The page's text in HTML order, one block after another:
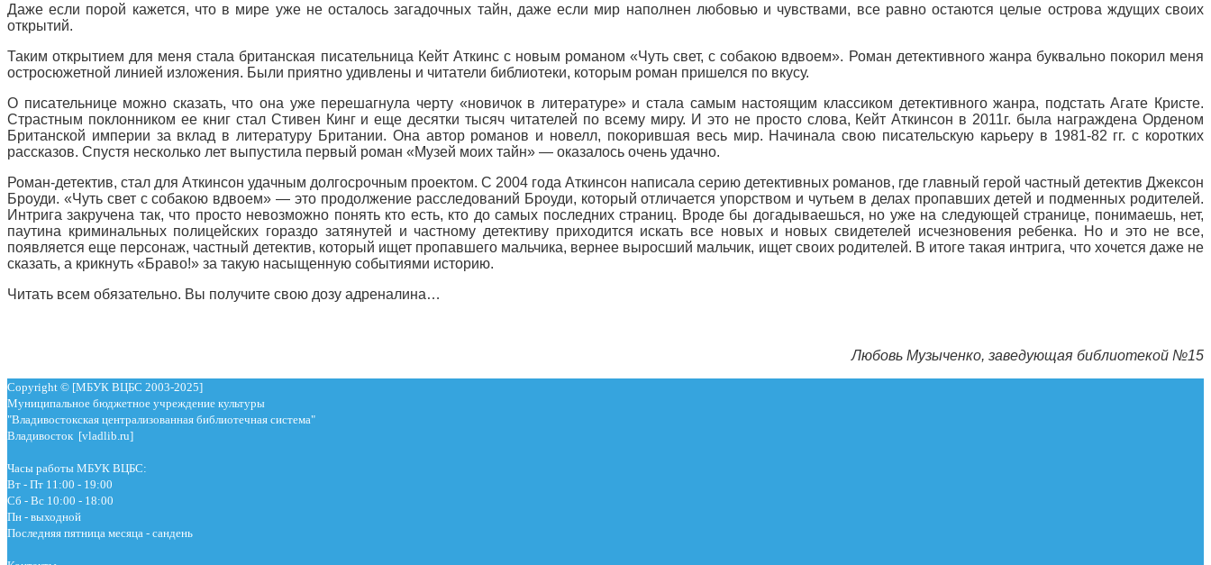
Даже если порой кажется, что в мире уже не осталось загадочных тайн, даже если мир наполнен любовью и чувствами, все равно остаются целые острова ждущих своих
открытий.
Таким открытием для меня стала британская писательница Кейт Аткинс с новым романом «Чуть свет, с собакою вдвоем». Роман детективного жанра буквально покорил меня
остросюжетной линией изложения. Были приятно удивлены и читатели библиотеки, которым роман пришелся по вкусу.
О писательнице можно сказать, что она уже перешагнула черту «новичок в литературе» и стала самым настоящим классиком детективного жанра, подстать Агате Кристе.
Страстным поклонником ее книг стал Стивен Кинг и еще десятки тысяч читателей по всему миру. И это не просто слова, Кейт Аткинсон в 2011г. была награждена Орденом
Британской империи за вклад в литературу Британии. Она автор романов и новелл, покорившая весь мир. Начинала свою писательскую карьеру в 1981-82 гг. с коротких
рассказов. Спустя несколько лет выпустила первый роман «Музей моих тайн» — оказалось очень удачно.
Роман-детектив, стал для Аткинсон удачным долгосрочным проектом. С 2004 года Аткинсон написала серию детективных романов, где главный герой частный детектив Джексон
Броуди. «Чуть свет с собакою вдвоем» — это продолжение расследований Броуди, который отличается упорством и чутьем в делах пропавших детей и подменных родителей.
Интрига закручена так, что просто невозможно понять кто есть, кто до самых последних страниц. Вроде бы догадываешься, но уже на следующей странице, понимаешь, нет,
паутина криминальных полицейских гораздо затянутей и частному детективу приходится искать все новых и новых свидетелей исчезновения ребенка. Но и это не все,
появляется еще персонаж, частный детектив, который ищет пропавшего мальчика, вернее выросший мальчик, ищет своих родителей. В итоге такая интрига, что хочется даже не
сказать, а крикнуть «Браво!» за такую насыщенную событиями историю.
Читать всем обязательно. Вы получите свою дозу адреналина…
Любовь Музыченко, заведующая библиотекой №15
Copyright © [МБУК ВЦБС 2003-2025]
Муниципальное бюджетное учреждение культуры
"Владивостокская централизованная библиотечная система"
Владивосток [vladlib.ru]
Часы работы МБУК ВЦБС:
Вт - Пт 11:00 - 19:00
Сб - Вс 10:00 - 18:00
Пн - выходной
Последняя пятница месяца - сандень